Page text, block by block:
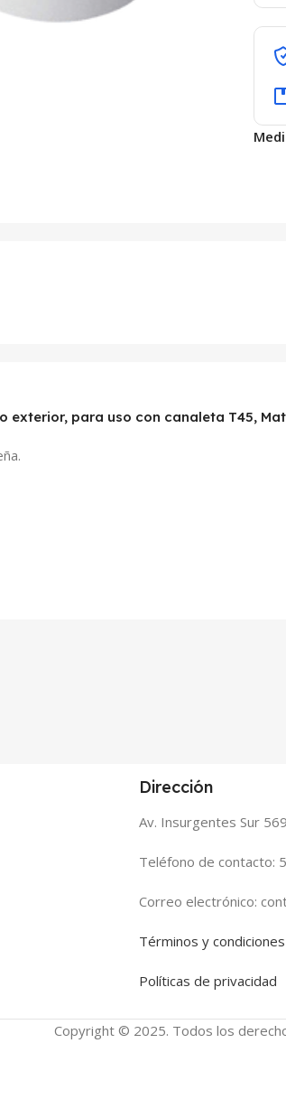
exterior, para uso con canaleta T45,
Dirección
Av. Insurgentes Sur
Teléfono de contacto:
Correo electrónico:
Términos y condiciones
Políticas de privacidad
Copyright © 2025. Todos los